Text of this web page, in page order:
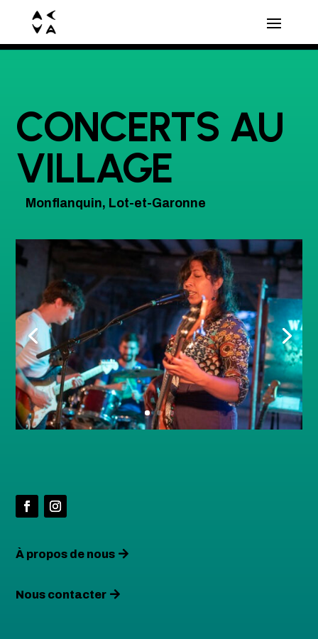
CONCERTS AU
VILLAGE
Monflanquin, Lot-et-Garonne
À propos de nous
Nous contacter